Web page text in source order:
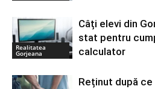
Realitatea
Gorjeana
Câți elevi din
stat pentru
calculator
Reținut după